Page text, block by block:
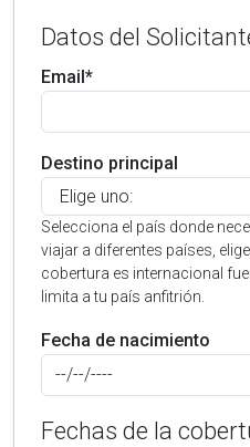
Datos del
Email*
Destino principal
Selecciona el país donde
viajar a diferentes países,
cobertura es internacional
limita a tu país anfitrión.
Fecha de nacimiento
Fechas de la